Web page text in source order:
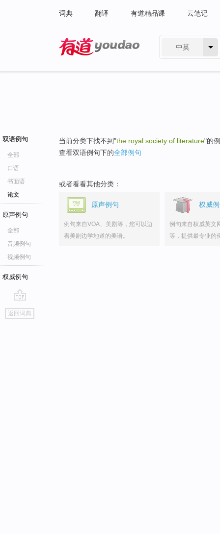
词典 翻译 有道精品课 云笔记
中英
双语例句
全部
口语
书面语
论文
原声例句
全部
音频例句
视频例句
权威例句
go
top
返回词典
当前分类下找不到"the royal society of literature"的
查看双语例句下的全部例句
或者看看其他分类：
原声例句
例句来自VOA、美剧等，您可以边
看美剧边学地道的美语。
权威
例句来自权威英文
等，提供最专业的